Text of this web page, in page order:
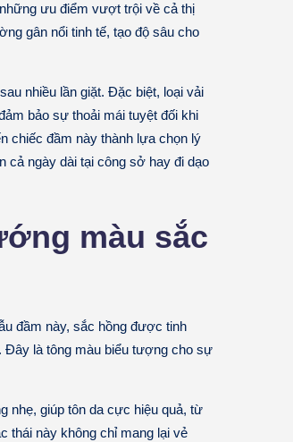
ưu điểm vượt trội về cả thị
gân nổi tinh tế, tạo độ sâu cho
nhiều lần giặt. Đặc biệt, loại vải
bảo sự thoải mái tuyệt đối khi
chiếc đầm này thành lựa chọn lý
cả ngày dài tại công sở hay đi dạo
màu sắc
đầm này, sắc hồng được tinh
Đây là tông màu biểu tượng cho sự
nhẹ, giúp tôn da cực hiệu quả, từ
thái này không chỉ mang lại vẻ